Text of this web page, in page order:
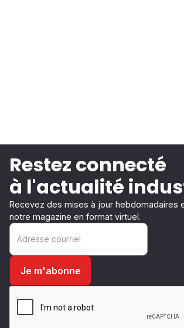
Restez connecté
à l'actualité
Recevez des mises à jour hebdomadaires
notre magazine en format virtuel.